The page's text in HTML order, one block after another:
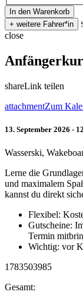
close
shareLink teilen
attachmentZum
13. September 2026 -
Wasserski,
Lerne die
und maximalem
kannst du direkt
Flexibel:
Gutscheine:
Termin
Wichtig: vor
1783503985
Gesamt: